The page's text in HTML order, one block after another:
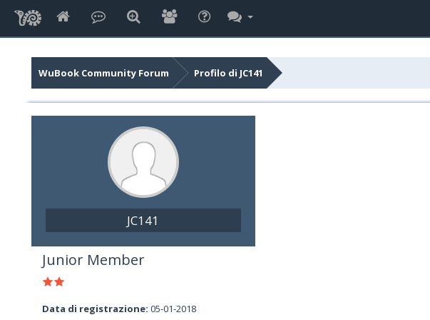
WuBook Community Forum Profilo di JC141
JC141
Junior Member
Data di registrazione: 05-01-2018